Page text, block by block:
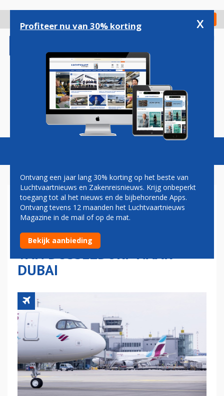
gaan
Check in
Magazine Podcasts Vacatures
EUROWINGS DEELT
SPELDENPRIK UIT AAN
EMIRATES: RECHTSTREEKS
VAN DÜSSELDORF NAAR
DUBAI
Profiteer nu van 30% korting x
Ontvang een jaar lang 30% korting op het beste van
Luchtvaartnieuws en Zakenreisnieuws. Krijg onbeperkt
toegang tot al het nieuws en de bijbehorende Apps.
Ontvang tevens 12 maanden het Luchtvaartnieuws
Magazine in de mail of op de mat.
Bekijk aanbieding